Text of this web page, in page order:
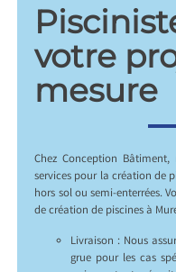
votre
mesure
Chez Conception
services pour la création de
hors sol ou semi-enterrées.
de création de piscines à
Livraison : Nous
grue pour les cas